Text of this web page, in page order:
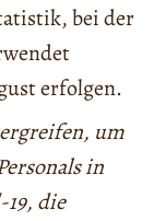
bei der
erfolgen.
um
in
die